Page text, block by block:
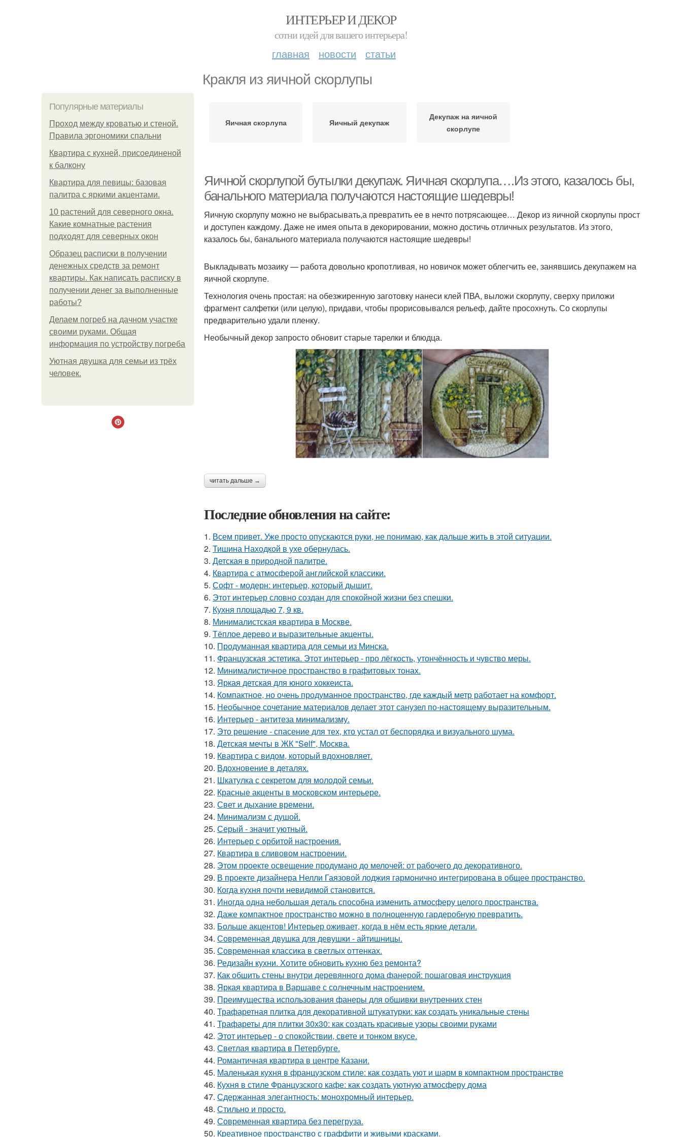
ИНТЕРЬЕР И ДЕКОР
сотни идей для вашего интерьера!
главная новости статьи
Кракля из яичной скорлупы
Популярные материалы
Проход между кроватью и стеной.
Правила эргономики спальни
Квартира с кухней, присоединеной
к балкону
Квартира для певицы: базовая
палитра с яркими акцентами.
10 растений для северного окна.
Какие комнатные растения
подходят для северных окон
Образец расписки в получении
денежных средств за ремонт
квартиры. Как написать расписку в
получении денег за выполненные
работы?
Делаем погреб на дачном участке
своими руками. Общая
информация по устройству погреба
Уютная двушка для семьи из трёх
человек.
Яичная скорлупа Яичный декупаж
Декупаж на яичной
скорлупе
Яичной скорлупой бутылки декупаж. Яичная скорлупа….Из этого, казалось бы,
банального материала получаются настоящие шедевры!
Яичную скорлупу можно не выбрасывать,а превратить ее в нечто потрясающее… Декор из яичной скорлупы прост
и доступен каждому. Даже не имея опыта в декорировании, можно достичь отличных результатов. Из этого,
казалось бы, банального материала получаются настоящие шедевры!
Выкладывать мозаику — работа довольно кропотливая, но новичок может облегчить ее, занявшись декупажем на
яичной скорлупе.
Технология очень простая: на обезжиренную заготовку нанеси клей ПВА, выложи скорлупу, сверху приложи
фрагмент салфетки (или целую), придави, чтобы прорисовывался рельеф, дайте просохнуть. Со скорлупы
предварительно удали пленку.
Необычный декор запросто обновит старые тарелки и блюдца.
читать дальше →
Последние обновления на сайте:
1. Всем привет. Уже просто опускаются руки, не понимаю, как дальше жить в этой ситуации.
2. Тишина Находкой в ухе обернулась.
3. Детская в природной палитре.
4. Квартира с атмосферой английской классики.
5. Софт - модерн: интерьер, который дышит.
6. Этот интерьер словно создан для спокойной жизни без спешки.
7. Кухня площадью 7, 9 кв.
8. Минималистская квартира в Москве.
9. Тёплое дерево и выразительные акценты.
10. Продуманная квартира для семьи из Минска.
11. Французская эстетика. Этот интерьер - про лёгкость, утончённость и чувство меры.
12. Минималистичное пространство в графитовых тонах.
13. Яркая детская для юного хоккеиста.
14. Компактное, но очень продуманное пространство, где каждый метр работает на комфорт.
15. Необычное сочетание материалов делает этот санузел по-настоящему выразительным.
16. Интерьер - антитеза минимализму.
17. Это решение - спасение для тех, кто устал от беспорядка и визуального шума.
18. Детская мечты в ЖК "Self", Москва.
19. Квартира с видом, который вдохновляет.
20. Вдохновение в деталях.
21. Шкатулка с секретом для молодой семьи.
22. Красные акценты в московском интерьере.
23. Свет и дыхание времени.
24. Минимализм с душой.
25. Серый - значит уютный.
26. Интерьер с орбитой настроения.
27. Квартира в сливовом настроении.
28. Этом проекте освещение продумано до мелочей: от рабочего до декоративного.
29. В проекте дизайнера Нелли Гаязовой лоджия гармонично интегрирована в общее пространство.
30. Когда кухня почти невидимой становится.
31. Иногда одна небольшая деталь способна изменить атмосферу целого пространства.
32. Даже компактное пространство можно в полноценную гардеробную превратить.
33. Больше акцентов! Интерьер оживает, когда в нём есть яркие детали.
34. Современная двушка для девушки - айтишницы.
35. Современная классика в светлых оттенках.
36. Редизайн кухни. Хотите обновить кухню без ремонта?
37. Как обшить стены внутри деревянного дома фанерой: пошаговая инструкция
38. Яркая квартира в Варшаве с солнечным настроением.
39. Преимущества использования фанеры для обшивки внутренних стен
40. Трафаретная плитка для декоративной штукатурки: как создать уникальные стены
41. Трафареты для плитки 30х30: как создать красивые узоры своими руками
42. Этот интерьер - о спокойствии, свете и тонком вкусе.
43. Светлая квартира в Петербурге.
44. Романтичная квартира в центре Казани.
45. Маленькая кухня в французском стиле: как создать уют и шарм в компактном пространстве
46. Кухня в стиле Французского кафе: как создать уютную атмосферу дома
47. Сдержанная элегантность: монохромный интерьер.
48. Стильно и просто.
49. Современная квартира без перегруза.
50. Креативное пространство с граффити и живыми красками.